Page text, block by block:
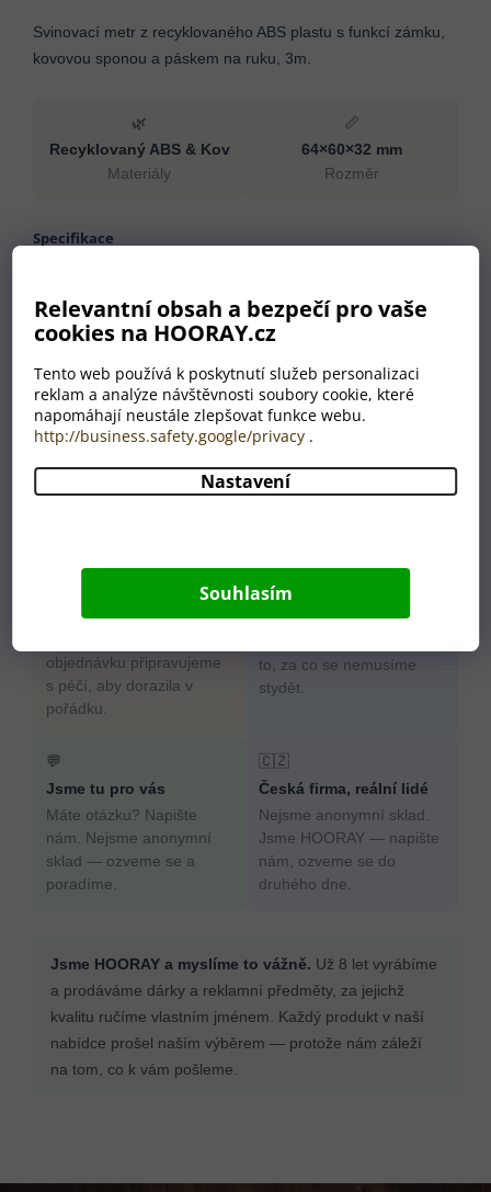
Relevantní obsah a bezpečí pro vaše
cookies na HOORAY.cz
Tento web používá k poskytnutí služeb personalizaci
reklam a analýze návštěvnosti soubory cookie, které
napomáhají neustále zlepšovat funkce webu.
http://business.safety.google/privacy .
Nastavení
Souhlasím
Svinovací metr z recyklovaného ABS plastu s funkcí zámku,
kovovou sponou a páskem na ruku, 3m.
🌿
Recyklovaný ABS & Kov
Materiály
📏
64×60×32 mm
Rozměr
Specifikace
Rozměr
64×60×32 mm
Hmotnost
90 g
Barva
červená
Země původu
CN
Proč nakoupit u HOORAY?
Pečlivost jako od
Věříme, že dárek má
objednávku připravujeme
s péčí, aby dorazila v
pořádku.
Odborný výběr produktů
Každý produkt v naší
nabídce prošel naším
to, za co se nemusíme
stydět.
💬
Jsme tu pro vás
Máte otázku? Napište
nám. Nejsme anonymní
sklad — ozveme se a
poradíme.
🇨🇿
Česká firma, reální lidé
Nejsme anonymní sklad.
Jsme HOORAY — napište
nám, ozveme se do
druhého dne.
Jsme HOORAY a myslíme to vážně. Už 8 let vyrábíme
a prodáváme dárky a reklamní předměty, za jejichž
kvalitu ručíme vlastním jménem. Každý produkt v naší
nabídce prošel naším výběrem — protože nám záleží
na tom, co k vám pošleme.